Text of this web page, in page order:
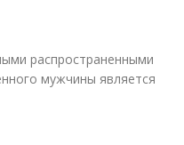
распространенными
мужчины является